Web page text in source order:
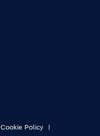
Cookie Policy